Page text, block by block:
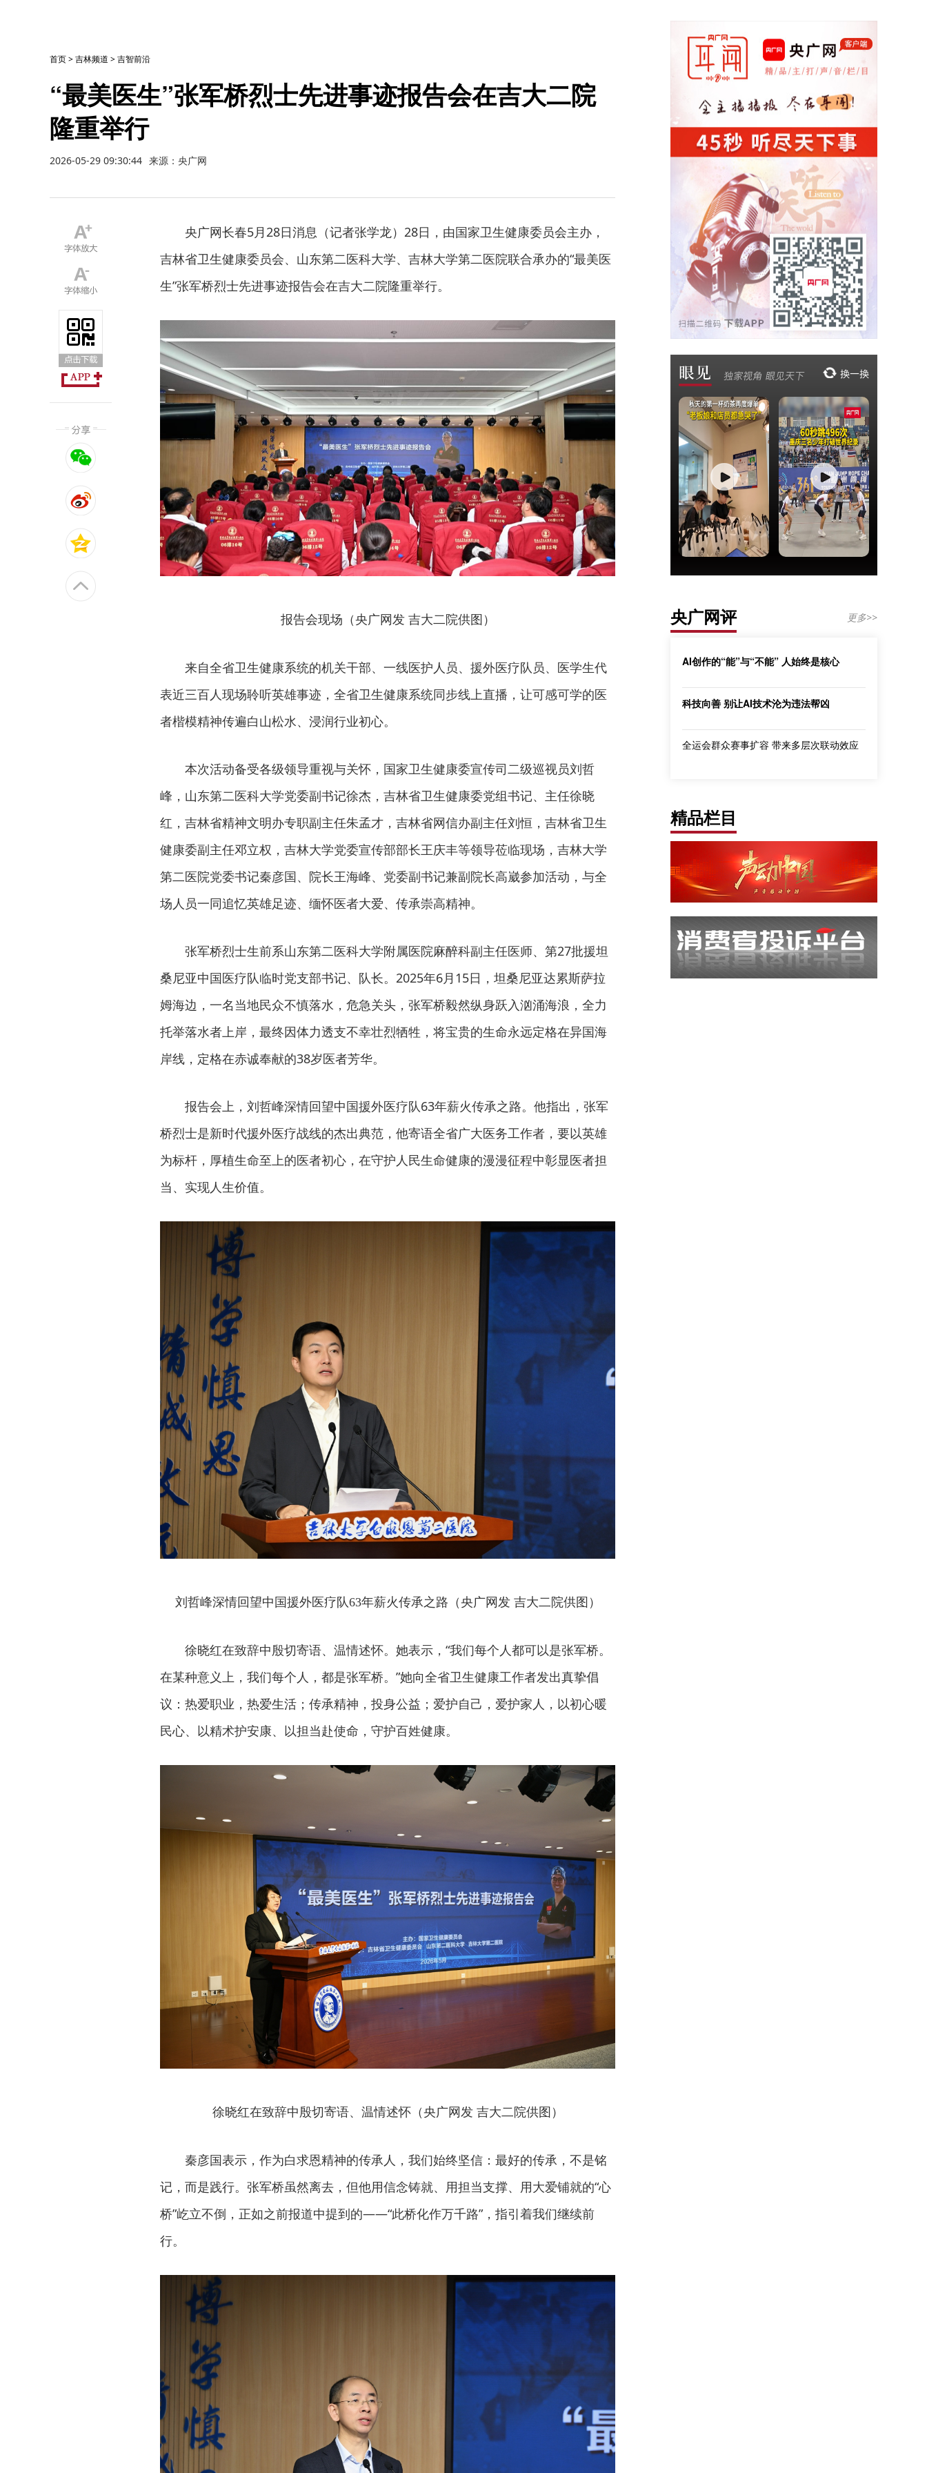
首页>吉林频道 >吉智前沿
“最美医生”张军桥烈士先进事迹报告会在吉大二院
隆重举行
2026-05-29 09:30:44 来源：央广网
央广网长春5月28日消息（记者张学龙）28日，由国家卫生健康委员会主办，
吉林省卫生健康委员会、山东第二医科大学、吉林大学第二医院联合承办的“最美医
生”张军桥烈士先进事迹报告会在吉大二院隆重举行。
报告会现场（央广网发 吉大二院供图）
来自全省卫生健康系统的机关干部、一线医护人员、援外医疗队员、医学生代
表近三百人现场聆听英雄事迹，全省卫生健康系统同步线上直播，让可感可学的医
者楷模精神传遍白山松水、浸润行业初心。
本次活动备受各级领导重视与关怀，国家卫生健康委宣传司二级巡视员刘哲
峰，山东第二医科大学党委副书记徐杰，吉林省卫生健康委党组书记、主任徐晓
红，吉林省精神文明办专职副主任朱孟才，吉林省网信办副主任刘恒，吉林省卫生
健康委副主任邓立权，吉林大学党委宣传部部长王庆丰等领导莅临现场，吉林大学
第二医院党委书记秦彦国、院长王海峰、党委副书记兼副院长高崴参加活动，与全
场人员一同追忆英雄足迹、缅怀医者大爱、传承崇高精神。
张军桥烈士生前系山东第二医科大学附属医院麻醉科副主任医师、第27批援坦
桑尼亚中国医疗队临时党支部书记、队长。2025年6月15日，坦桑尼亚达累斯萨拉
姆海边，一名当地民众不慎落水，危急关头，张军桥毅然纵身跃入汹涌海浪，全力
托举落水者上岸，最终因体力透支不幸壮烈牺牲，将宝贵的生命永远定格在异国海
岸线，定格在赤诚奉献的38岁医者芳华。
报告会上，刘哲峰深情回望中国援外医疗队63年薪火传承之路。他指出，张军
桥烈士是新时代援外医疗战线的杰出典范，他寄语全省广大医务工作者，要以英雄
为标杆，厚植生命至上的医者初心，在守护人民生命健康的漫漫征程中彰显医者担
当、实现人生价值。
刘哲峰深情回望中国援外医疗队63年薪火传承之路（央广网发 吉大二院供图）
徐晓红在致辞中殷切寄语、温情述怀。她表示，“我们每个人都可以是张军桥。
在某种意义上，我们每个人，都是张军桥。”她向全省卫生健康工作者发出真挚倡
议：热爱职业，热爱生活；传承精神，投身公益；爱护自己，爱护家人，以初心暖
民心、以精术护安康、以担当赴使命，守护百姓健康。
徐晓红在致辞中殷切寄语、温情述怀（央广网发 吉大二院供图）
秦彦国表示，作为白求恩精神的传承人，我们始终坚信：最好的传承，不是铭
记，而是践行。张军桥虽然离去，但他用信念铸就、用担当支撑、用大爱铺就的“心
桥”屹立不倒，正如之前报道中提到的——“此桥化作万千路”，指引着我们继续前
行。
央广网评 更多>>
AI创作的“能”与“不能” 人始终是核心
科技向善 别让AI技术沦为违法帮凶
全运会群众赛事扩容 带来多层次联动效应
精品栏目